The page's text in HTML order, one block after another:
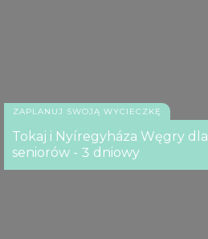
ZAPLANUJ SWOJĄ WYCIECZKĘ
Tokaj i Nyíregyháza Węgry dla
seniorów - 3 dniowy